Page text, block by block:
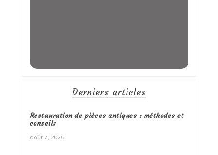
Derniers articles
Restauration de pièces antiques : méthodes et
conseils
août 7, 2026